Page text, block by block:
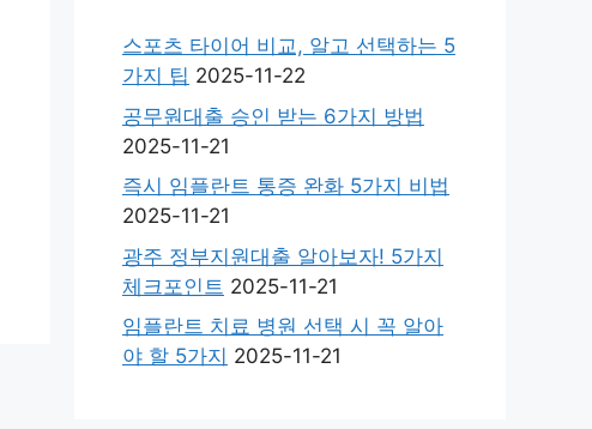
스포츠 타이어 비교, 알고 선택하는 5
가지 팁 2025-11-22
공무원대출 승인 받는 6가지 방법
2025-11-21
즉시 임플란트 통증 완화 5가지 비법
2025-11-21
광주 정부지원대출 알아보자! 5가지
체크포인트 2025-11-21
임플란트 치료 병원 선택 시 꼭 알아
야 할 5가지 2025-11-21